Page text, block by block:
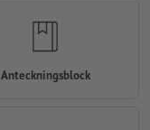
Anteckningsblock